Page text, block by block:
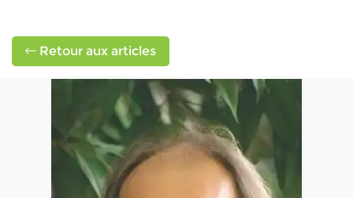
Retour aux articles